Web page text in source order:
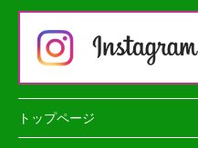
トップページ